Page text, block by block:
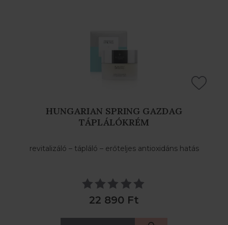
HUNGARIAN SPRING GAZDAG
TÁPLÁLÓKRÉM
revitalizáló – tápláló – erőteljes antioxidáns hatás
22 890 Ft